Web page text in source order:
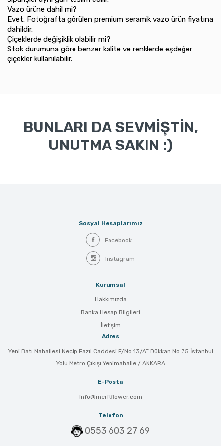
Vazo ürüne dahil mi?
Evet. Fotoğrafta görülen premium seramik vazo ürün fiyatına
dahildir.
Çiçeklerde değişiklik olabilir mi?
Stok durumuna göre benzer kalite ve renklerde eşdeğer
çiçekler kullanılabilir.
BUNLARI DA SEVMİŞTİN,
UNUTMA SAKIN :)
Sosyal Hesaplarımız
Facebook
Instagram
Kurumsal
Hakkımızda
Banka Hesap Bilgileri
İletişim
Adres
Yeni Batı Mahallesi Necip Fazıl Caddesi F/No:13/AT Dükkan No:35 İstanbul
Yolu Metro Çıkışı Yenimahalle / ANKARA
E-Posta
info@meritflower.com
Telefon
0553 603 27 69